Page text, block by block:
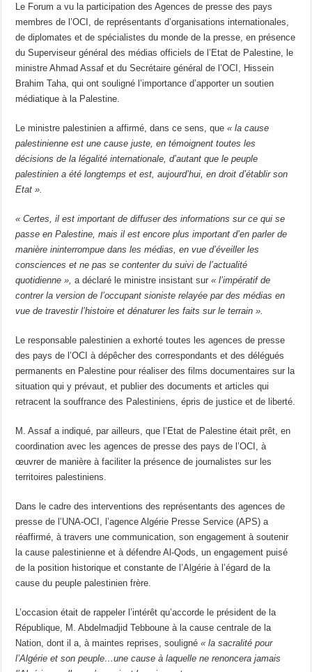
Le Forum a vu la participation des Agences de presse des pays
membres de l’OCI, de représentants d’organisations internationales,
de diplomates et de spécialistes du monde de la presse, en présence
du Superviseur général des médias officiels de l’Etat de Palestine, le
ministre Ahmad Assaf et du Secrétaire général de l’OCI, Hissein
Brahim Taha, qui ont souligné l’importance d’apporter un soutien
médiatique à la Palestine.
Le ministre palestinien a affirmé, dans ce sens, que« la cause
palestinienne est une cause juste, en témoignent toutes les
décisions de la légalité internationale, d’autant que le peuple
palestinien a été longtemps et est, aujourd’hui, en droit d’établir son
Etat ».
« Certes, il est important de diffuser des informations sur ce qui se
passe en Palestine, mais il est encore plus important d’en parler de
manière ininterrompue dans les médias, en vue d’éveiller les
consciences et ne pas se contenter du suivi de l’actualité
quotidienne », a déclaré le ministre insistant sur« l’impératif de
contrer la version de l’occupant sioniste relayée par des médias en
vue de travestir l’histoire et dénaturer les faits sur le terrain ».
Le responsable palestinien a exhorté toutes les agences de presse
des pays de l’OCI à dépêcher des correspondants et des délégués
permanents en Palestine pour réaliser des films documentaires sur la
situation qui y prévaut, et publier des documents et articles qui
retracent la souffrance des Palestiniens, épris de justice et de liberté.
M. Assaf a indiqué, par ailleurs, que l’Etat de Palestine était prêt, en
coordination avec les agences de presse des pays de l’OCI, à
œuvrer de manière à faciliter la présence de journalistes sur les
territoires palestiniens.
Dans le cadre des interventions des représentants des agences de
presse de l’UNA-OCI, l’agence Algérie Presse Service (APS) a
réaffirmé, à travers une communication, son engagement à soutenir
la cause palestinienne et à défendre Al-Qods, un engagement puisé
de la position historique et constante de l’Algérie à l’égard de la
cause du peuple palestinien frère.
L’occasion était de rappeler l’intérêt qu’accorde le président de la
République, M. Abdelmadjid Tebboune à la cause centrale de la
Nation, dont il a, à maintes reprises, souligné« la sacralité pour
l’Algérie et son peuple…une cause à laquelle ne renoncera jamais